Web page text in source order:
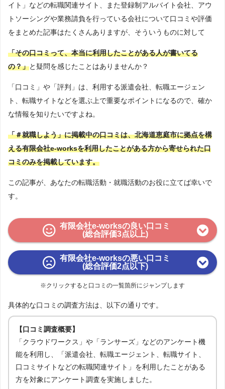
イト」などの転職関連サイト、また登録制アルバイト会社、アウ
トソーシングや業務請負を行っている会社について口コミや評価
をまとめた記事はたくさんありますが、そういうものに対して
「その口コミって、本当に利用したことがある人が書いてる
の？」と疑問を感じたことはありませんか？
「口コミ」や「評判」は、利用する派遣会社、転職エージェン
ト、転職サイトなどを選ぶ上で重要なポイントになるので、確か
な情報を知りたいですよね。
「＃就職しよう」に掲載中の口コミは、北海道恵庭市に拠点を構
える有限会社e-worksを利用したことがある方から寄せられた口
コミのみを掲載しています。
この記事が、あなたの転職活動・就職活動のお役に立てば幸いで
す。
有限会社e-worksの良い口コミ
(総合評価3点以上)
有限会社e-worksの悪い口コミ
(総合評価2点以下)
※クリックすると口コミの一覧箇所にジャンプします
具体的な口コミの調査方法は、以下の通りです。
【口コミ調査概要】
「クラウドワークス」や「ランサーズ」などのアンケート機
能を利用し、「派遣会社、転職エージェント、転職サイト、
口コミサイトなどの転職関連サイト」を利用したことがある
方を対象にアンケート調査を実施しました。